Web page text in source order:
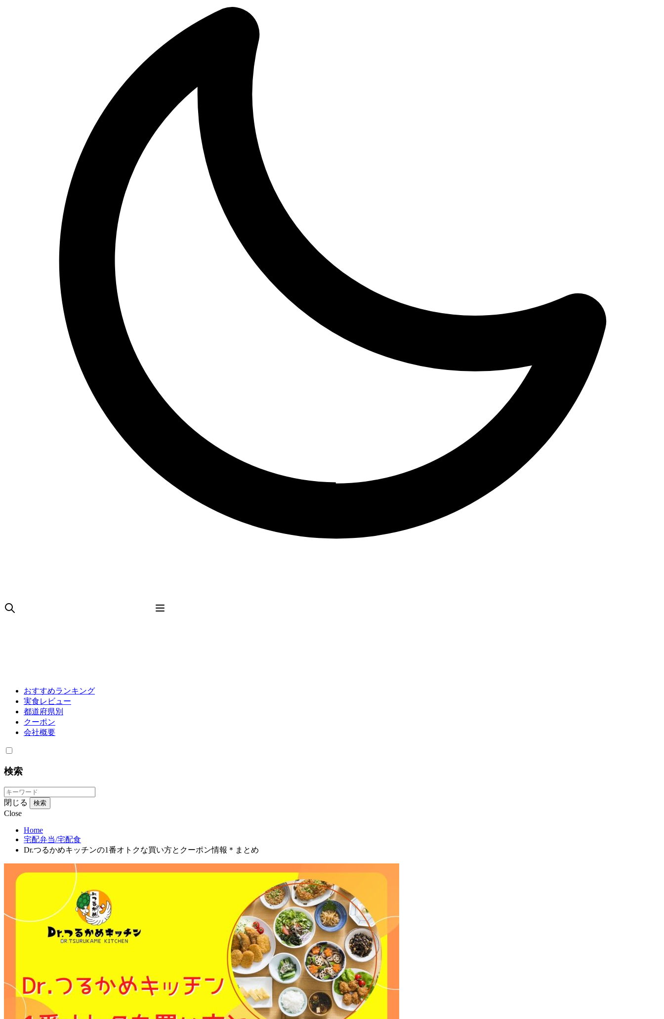
おすすめランキング
実食レビュー
都道府県別
クーポン
会社概要
検索
閉じる 検索
Close
Home
宅配弁当/宅配食
Dr.つるかめキッチンの1番オトクな買い方とクーポン情報＊まとめ